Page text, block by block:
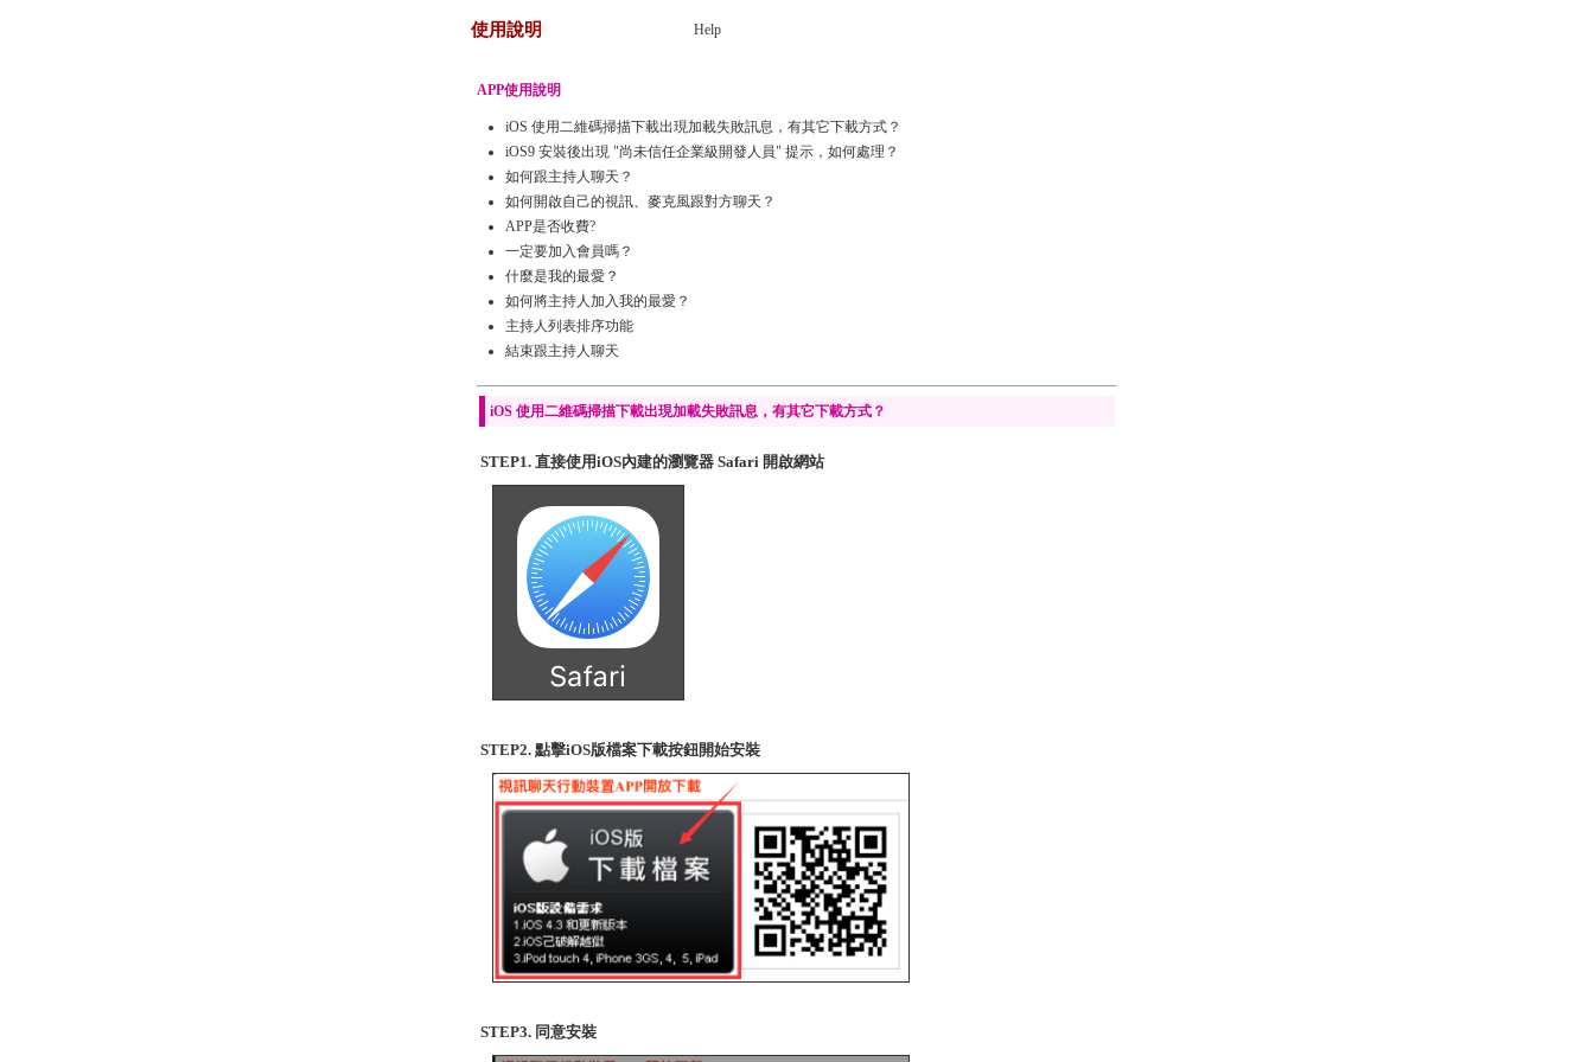
使用說明 Help
APP使用說明
iOS 使用二維碼掃描下載出現加載失敗訊息，有其它下載方式？
iOS9 安裝後出現 "尚未信任企業級開發人員" 提示，如何處理？
如何跟主持人聊天？
如何開啟自己的視訊、麥克風跟對方聊天？
APP是否收費?
一定要加入會員嗎？
什麼是我的最愛？
如何將主持人加入我的最愛？
主持人列表排序功能
結束跟主持人聊天
iOS 使用二維碼掃描下載出現加載失敗訊息，有其它下載方式？
STEP1. 直接使用iOS內建的瀏覽器 Safari 開啟網站
STEP2. 點擊iOS版檔案下載按鈕開始安裝
STEP3. 同意安裝